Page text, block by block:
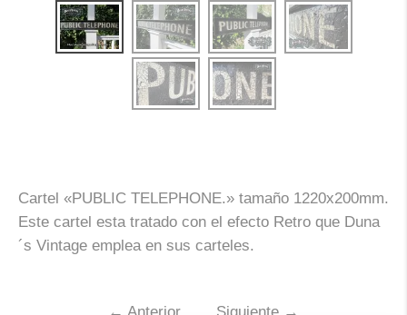
Cartel «PUBLIC TELEPHONE.» tamaño 1220x200mm.
Este cartel esta tratado con el efecto Retro que Duna
´s Vintage emplea en sus carteles.